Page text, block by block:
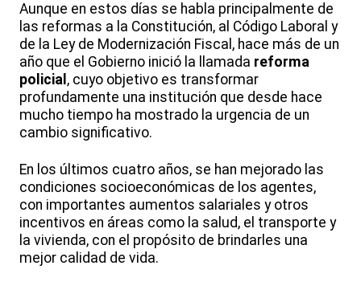
Aunque en estos días se habla principalmente de
las reformas a la Constitución, al Código Laboral y
de la Ley de Modernización Fiscal, hace más de un
año que el Gobierno inició la llamada reforma
policial , cuyo objetivo es transformar
profundamente una institución que desde hace
mucho tiempo ha mostrado la urgencia de un
cambio significativo.
En los últimos cuatro años, se han mejorado las
condiciones socioeconómicas de los agentes,
con importantes aumentos salariales y otros
incentivos en áreas como la salud, el transporte y
la vivienda, con el propósito de brindarles una
mejor calidad de vida.